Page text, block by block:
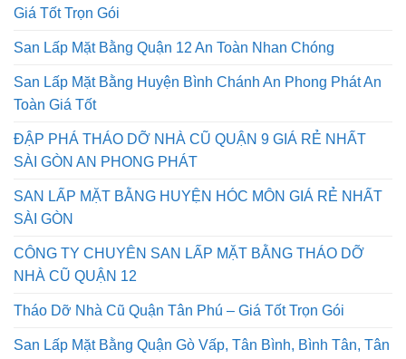
Giá Tốt Trọn Gói
San Lấp Mặt Bằng Quận 12 An Toàn Nhan Chóng
San Lấp Mặt Bằng Huyện Bình Chánh An Phong Phát An
Toàn Giá Tốt
ĐẬP PHÁ THÁO DỠ NHÀ CŨ QUẬN 9 GIÁ RẺ NHẤT
SÀI GÒN AN PHONG PHÁT
SAN LẤP MẶT BẰNG HUYỆN HÓC MÔN GIÁ RẺ NHẤT
SÀI GÒN
CÔNG TY CHUYÊN SAN LẤP MẶT BẰNG THÁO DỠ
NHÀ CŨ QUẬN 12
Tháo Dỡ Nhà Cũ Quận Tân Phú – Giá Tốt Trọn Gói
San Lấp Mặt Bằng Quận Gò Vấp, Tân Bình, Bình Tân, Tân